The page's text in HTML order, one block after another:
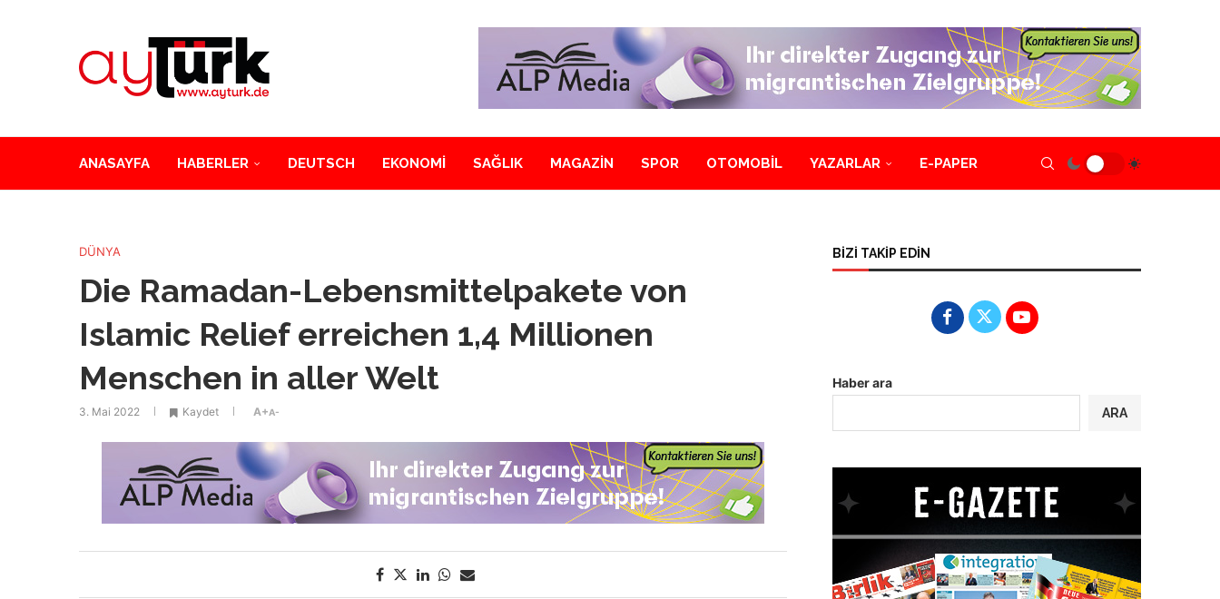
ANASAYFA HABERLER DEUTSCH EKONOMİ SAĞLIK MAGAZİN SPOR OTOMOBİL YAZARLAR E-PAPER
DÜNYA
Die Ramadan-Lebensmittelpakete von
Islamic Relief erreichen 1,4 Millionen
Menschen in aller Welt
3. Mai 2022 Kaydet A+A-
BİZİ TAKİP EDİN
Haber ara
ARA